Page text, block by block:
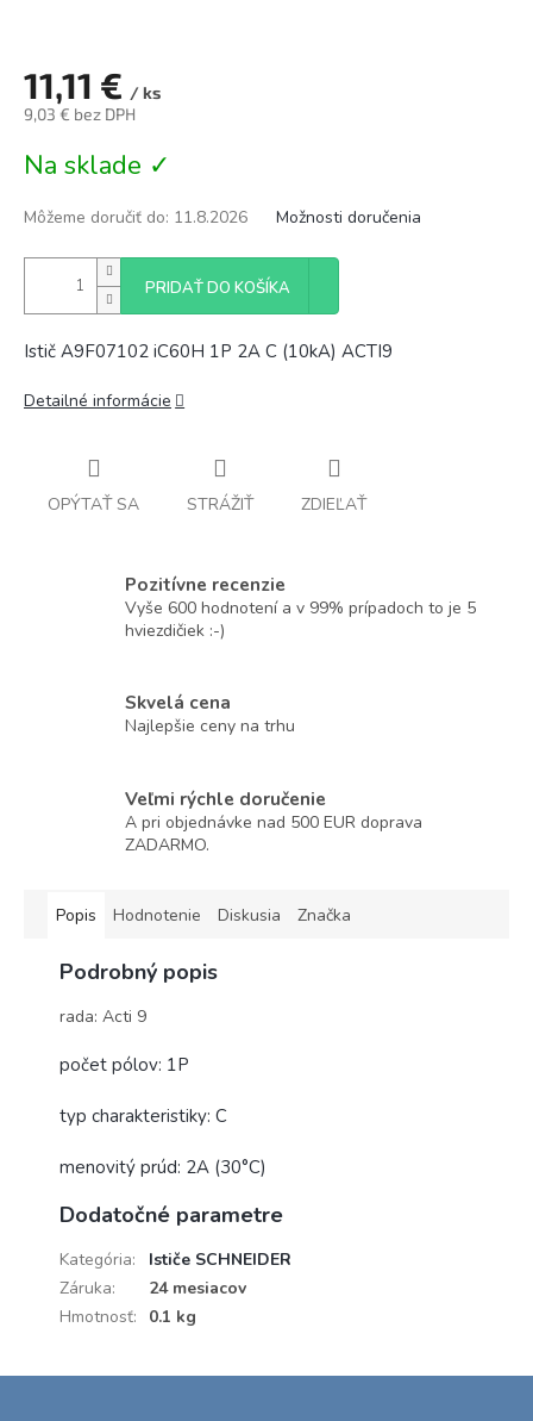
11,11 € / ks
9,03 € bez DPH
cena:
Na sklade ✓
Môžeme doručiť do: 11.8.2026 Možnosti doručenia
PRIDAŤ DO KOŠÍKA
Istič A9F07102 iC60H 1P 2A C (10kA) ACTI9
Detailné informácie
OPÝTAŤ SA STRÁŽIŤ ZDIEĽAŤ
Pozitívne recenzie
Vyše 600 hodnotení a v 99% prípadoch to je 5
hviezdičiek :-)
Skvelá cena
Najlepšie ceny na trhu
Veľmi rýchle doručenie
A pri objednávke nad 500 EUR doprava
ZADARMO.
Popis Hodnotenie Diskusia Značka
Podrobný popis
rada: Acti 9
počet pólov: 1P
typ charakteristiky: C
menovitý prúd: 2A (30°C)
Dodatočné parametre
Kategória:
Ističe SCHNEIDER
Záruka:
24 mesiacov
Hmotnosť: 0.1 kg